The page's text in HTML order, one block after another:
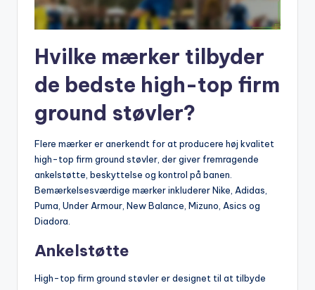
Hvilke mærker tilbyder
de bedste high-top firm
ground støvler?
Flere mærker er anerkendt for at producere høj kvalitet
high-top firm ground støvler, der giver fremragende
ankelstøtte, beskyttelse og kontrol på banen.
Bemærkelsesværdige mærker inkluderer Nike, Adidas,
Puma, Under Armour, New Balance, Mizuno, Asics og
Diadora.
Ankelstøtte
High-top firm ground støvler er designet til at tilbyde